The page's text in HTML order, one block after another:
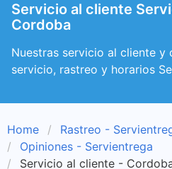
Servicio al cliente
Cordoba
Nuestras servicio al cliente y
servicio, rastreo y horarios
Home
Rastreo -
Opiniones - Servientrega
Servicio al cliente -